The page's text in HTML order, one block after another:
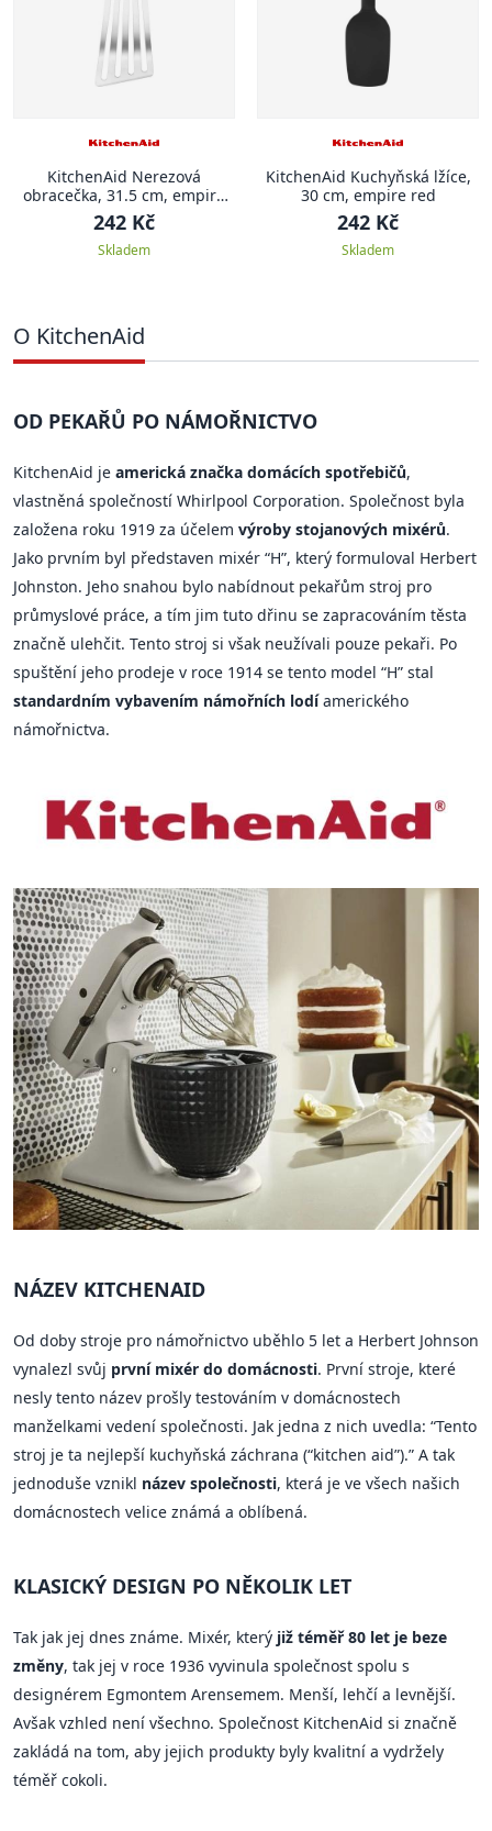
KitchenAid Nerezová
obracečka, 31.5 cm, empire
red
242 Kč
Skladem
KitchenAid Kuchyňská lžíce,
30 cm, empire red
242 Kč
Skladem
O KitchenAid
OD PEKAŘŮ PO NÁMOŘNICTVO
KitchenAid je americká značka domácích spotřebičů,
vlastněná společností Whirlpool Corporation. Společnost byla
založena roku 1919 za účelem výroby stojanových mixérů.
Jako prvním byl představen mixér “H”, který formuloval Herbert
Johnston. Jeho snahou bylo nabídnout pekařům stroj pro
průmyslové práce, a tím jim tuto dřinu se zapracováním těsta
značně ulehčit. Tento stroj si však neužívali pouze pekaři. Po
spuštění jeho prodeje v roce 1914 se tento model “H” stal
standardním vybavením námořních lodíamerického
námořnictva.
NÁZEV KITCHENAID
Od doby stroje pro námořnictvo uběhlo 5 let a Herbert Johnson
vynalezl svůj první mixér do domácnosti. První stroje, které
nesly tento název prošly testováním v domácnostech
manželkami vedení společnosti. Jak jedna z nich uvedla: “Tento
stroj je ta nejlepší kuchyňská záchrana (“kitchen aid”).” A tak
jednoduše vznikl název společnosti, která je ve všech našich
domácnostech velice známá a oblíbená.
KLASICKÝ DESIGN PO NĚKOLIK LET
Tak jak jej dnes známe. Mixér, který již téměř 80 let je beze
změny, tak jej v roce 1936 vyvinula společnost spolu s
designérem Egmontem Arensemem. Menší, lehčí a levnější.
Avšak vzhled není všechno. Společnost KitchenAid si značně
zakládá na tom, aby jejich produkty byly kvalitní a vydržely
téměř cokoli.